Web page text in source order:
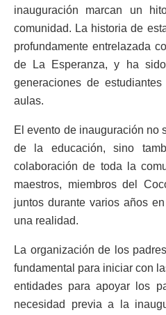
inauguración marcan un
comunidad. La historia de
profundamente entrelazada
de La Esperanza, y ha
generaciones de
aulas.
El evento de inauguración no
de la educación, sino
colaboración de toda la
maestros, miembros del
juntos durante varios años
una realidad.
La organización de los
fundamental para iniciar con
entidades para apoyar los
necesidad previa a la